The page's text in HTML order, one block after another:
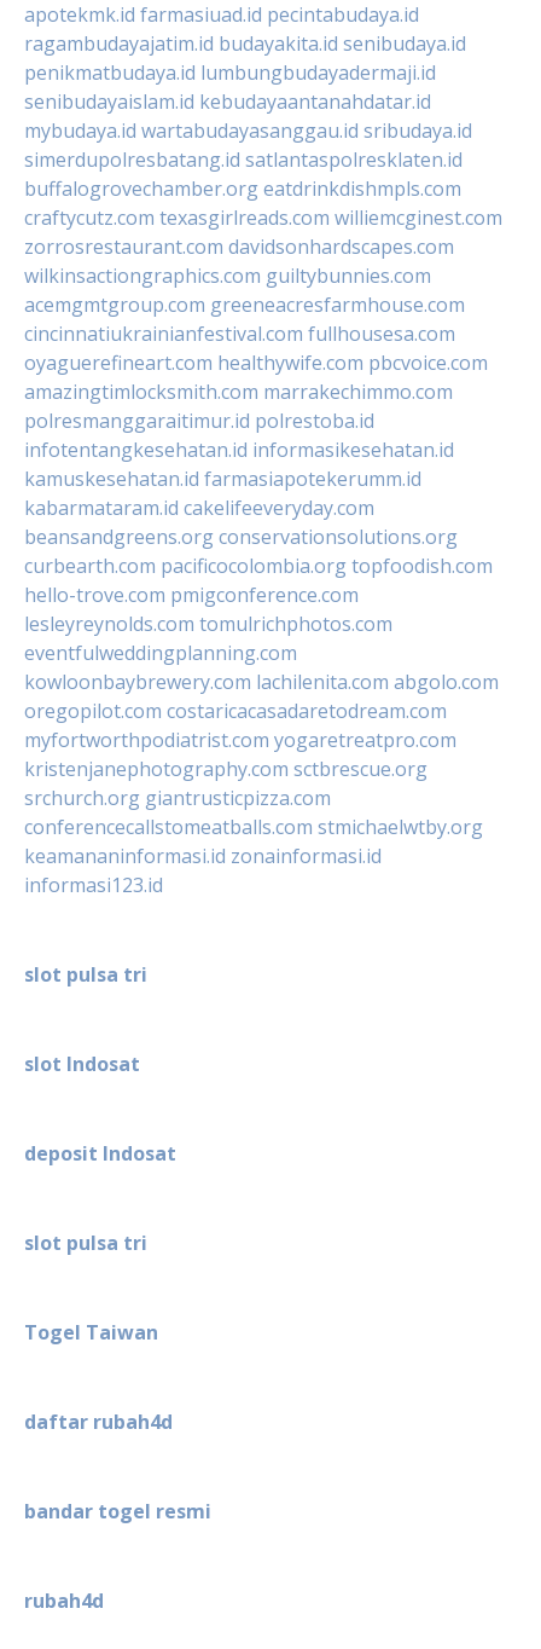
apotekmk.id farmasiuad.id pecintabudaya.id
ragambudayajatim.id budayakita.id senibudaya.id
penikmatbudaya.id lumbungbudayadermaji.id
senibudayaislam.id kebudayaantanahdatar.id
mybudaya.id wartabudayasanggau.id sribudaya.id
simerdupolresbatang.id satlantaspolresklaten.id
buffalogrovechamber.orgeatdrinkdishmpls.com
craftycutz.com texasgirlreads.com williemcginest.com
zorrosrestaurant.com davidsonhardscapes.com
wilkinsactiongraphics.com guiltybunnies.com
acemgmtgroup.com greeneacresfarmhouse.com
cincinnatiukrainianfestival.com fullhousesa.com
oyaguerefineart.com healthywife.com pbcvoice.com
amazingtimlocksmith.com marrakechimmo.com
polresmanggaraitimur.id polrestoba.id
infotentangkesehatan.id informasikesehatan.id
kamuskesehatan.id farmasiapotekerumm.id
kabarmataram.id cakelifeeveryday.com
beansandgreens.orgconservationsolutions.org
curbearth.com pacificocolombia.orgtopfoodish.com
hello-trove.com pmigconference.com
lesleyreynolds.com tomulrichphotos.com
eventfulweddingplanning.com
kowloonbaybrewery.com lachilenita.com abgolo.com
oregopilot.com costaricacasadaretodream.com
myfortworthpodiatrist.com yogaretreatpro.com
kristenjanephotography.com sctbrescue.org
srchurch.org giantrusticpizza.com
conferencecallstomeatballs.com stmichaelwtby.org
keamananinformasi.id zonainformasi.id
informasi123.id
slot pulsa tri
slot Indosat
deposit Indosat
slot pulsa tri
Togel Taiwan
daftar rubah4d
bandar togel resmi
rubah4d